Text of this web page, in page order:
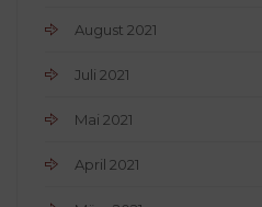
August 2021
Juli 2021
Mai 2021
April 2021